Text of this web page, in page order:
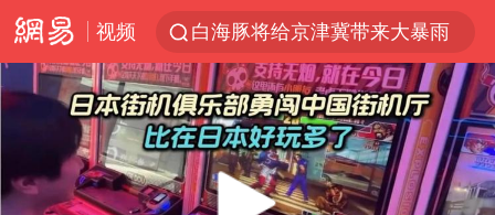
视频
白海豚将给京津冀带来大暴雨
刘嘉玲晒与周星驰合照
《披荆斩棘2026》阵容官宣
上海有出现龙卷潜势
国足U17与阿森纳决赛取消 并列冠军